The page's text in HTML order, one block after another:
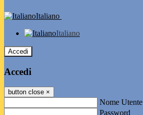
Italiano
Italiano
Accedi
Accedi
button close ×
Nome Utente
Password